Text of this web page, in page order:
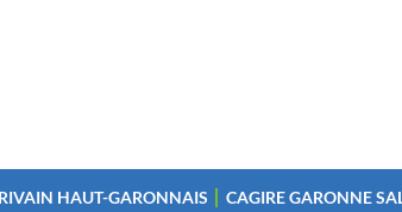
HAUT-GARONNAIS CAGIRE GARONNE